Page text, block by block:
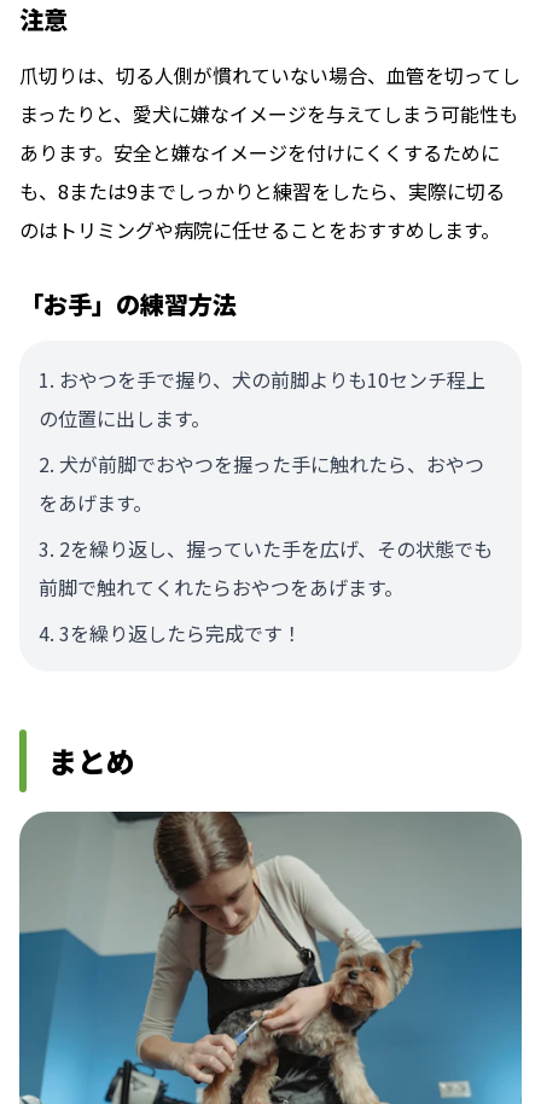
注意
爪切りは、切る人側が慣れていない場合、血管を切ってし
まったりと、愛犬に嫌なイメージを与えてしまう可能性も
あります。安全と嫌なイメージを付けにくくするために
も、8または9までしっかりと練習をしたら、実際に切る
のはトリミングや病院に任せることをおすすめします。
「お手」の練習方法
おやつを手で握り、犬の前脚よりも10センチ程上
の位置に出します。
犬が前脚でおやつを握った手に触れたら、おやつ
をあげます。
2を繰り返し、握っていた手を広げ、その状態でも
前脚で触れてくれたらおやつをあげます。
3を繰り返したら完成です！
まとめ